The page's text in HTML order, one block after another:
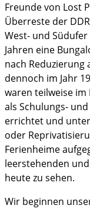
Freunde von Lost
Überreste der
West- und
Jahren eine
nach Reduzierung
dennoch im Jahr
waren teilweise
als Schulungs-
errichtet und
oder
Ferienheime
leerstehenden
heute zu sehen.
Wir beginnen